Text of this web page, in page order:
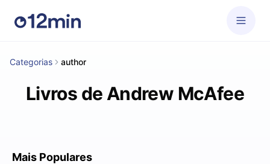
Categorias author
Livros de Andrew McAfee
Mais Populares